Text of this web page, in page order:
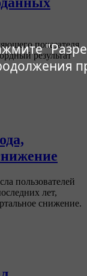
показателя
результат
пользователей
лет,
снижение.